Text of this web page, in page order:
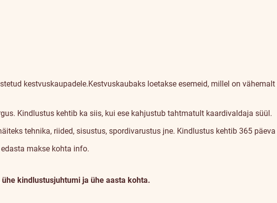
kestvuskaupadele.Kestvuskaubaks loetakse esemeid, millel on
Kindlustus kehtib ka siis, kui ese kahjustub tahtmatult kaardivaldaja süül.
tehnika, riided, sisustus, spordivarustus jne. Kindlustus kehtib 365
makse kohta info.
kindlustusjuhtumi ja ühe aasta kohta.